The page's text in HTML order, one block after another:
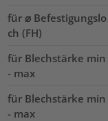
für ⌀ Befestigungslo
ch (FH)
für Blechstärke min
- max
für Blechstärke min
- max